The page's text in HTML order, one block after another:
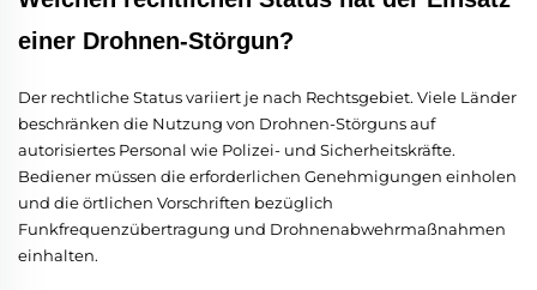
einer Drohnen-Störgun?
Der rechtliche Status variiert je nach Rechtsgebiet. Viele Länder
beschränken die Nutzung von Drohnen-Störguns auf
autorisiertes Personal wie Polizei- und Sicherheitskräfte.
Bediener müssen die erforderlichen Genehmigungen einholen
und die örtlichen Vorschriften bezüglich
Funkfrequenzübertragung und Drohnenabwehrmaßnahmen
einhalten.